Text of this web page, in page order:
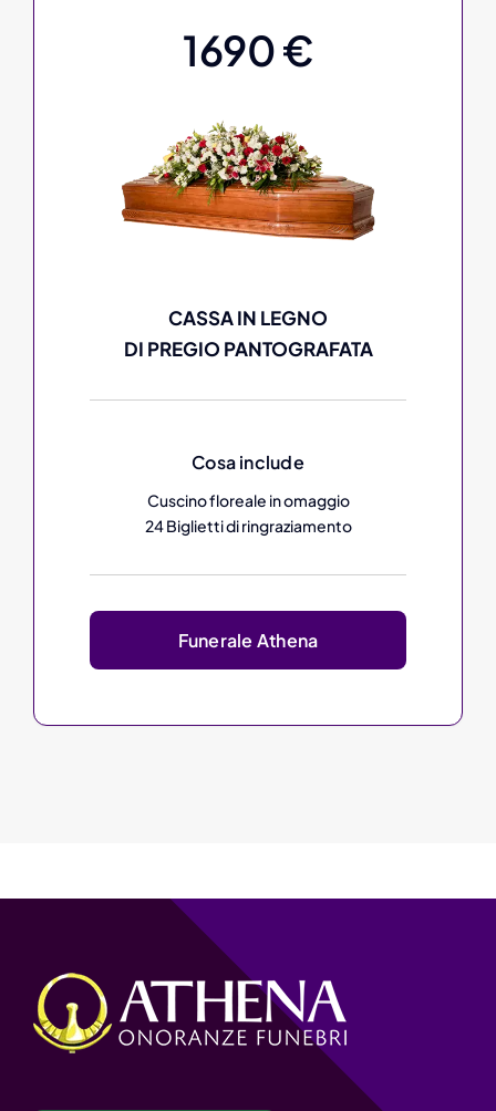
1690 €
CASSA IN LEGNO
DI PREGIO PANTOGRAFATA
Cosa include
Cuscino floreale in omaggio
24 Biglietti di ringraziamento
Funerale Athena